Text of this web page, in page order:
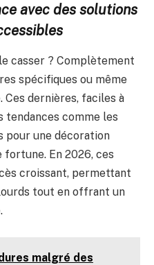
avec des solutions
casser ? Complètement
spécifiques ou même
dernières, faciles à
tendances comme les
pour une décoration
fortune. En 2026, ces
croissant, permettant
tout en offrant un
malgré des